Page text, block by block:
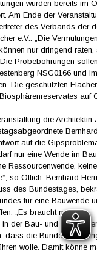
wurden bereits im
Am Ende der
des Verbands der
e.V.: „Die
nur dringend raten,
Probebohrungen
NSG0166 und
Die geschützten
auf
die Architektin
auf die
nur eine Wende im
Ressourcenwende,
so Ottich. Bernhard
des Bundestages,
für eine Bauwende
„Es braucht mehr
der Bau- und
dass die
wolle. Damit könne